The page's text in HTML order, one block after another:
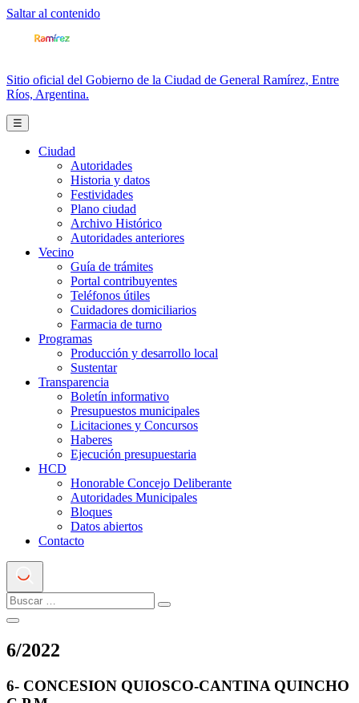
Saltar al contenido
Sitio oficial del Gobierno de la Ciudad de General Ramírez, Entre
Ríos, Argentina.
☰
Ciudad
Autoridades
Historia y datos
Festividades
Plano ciudad
Archivo Histórico
Autoridades anteriores
Vecino
Guía de trámites
Portal contribuyentes
Teléfonos útiles
Cuidadores domiciliarios
Farmacia de turno
Programas
Producción y desarrollo local
Sustentar
Transparencia
Boletín informativo
Presupuestos municipales
Licitaciones y Concursos
Haberes
Ejecución presupuestaria
HCD
Honorable Concejo Deliberante
Autoridades Municipales
Bloques
Datos abiertos
Contacto
6/2022
6- CONCESION QUIOSCO-CANTINA QUINCHO